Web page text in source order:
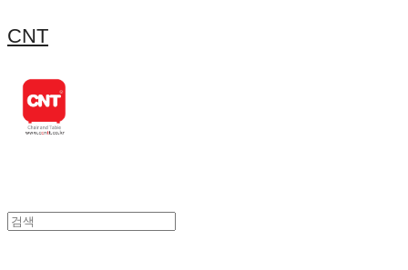
CNT